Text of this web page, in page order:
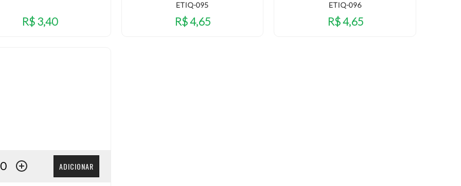
R$ 3,40
ETIQ-095
R$ 4,65
ETIQ-096
R$ 4,65
ADICIONAR